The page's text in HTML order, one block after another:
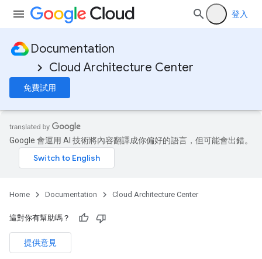
登入
Documentation
Cloud Architecture Center
免費試用
Google 會運用 AI 技術將內容翻譯成你偏好的語言，但可能會出錯。
Home Documentation Cloud Architecture Center
這對你有幫助嗎？
提供意見